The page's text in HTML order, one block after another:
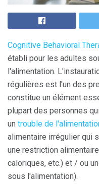
Cognitive Behavioral
établi pour les adultes
l'alimentation.
régulières est l'un des
constitue un élément
plupart des personnes
un trouble de
alimentaire irrégulier qui
une restriction
caloriques, etc.) et / ou
sous l'alimentation).